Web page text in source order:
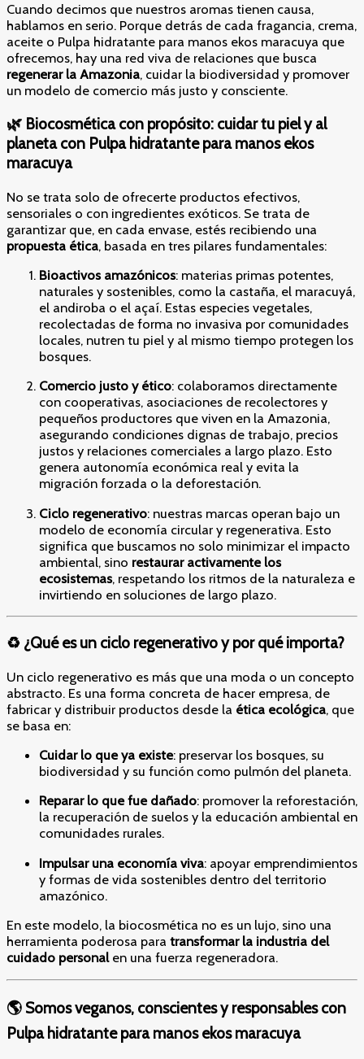
Cuando decimos que nuestros aromas tienen causa,
hablamos en serio. Porque detrás de cada fragancia, crema,
aceite o Pulpa hidratante para manos ekos maracuya que
ofrecemos, hay una red viva de relaciones que busca
regenerar la Amazonia, cuidar la biodiversidad y promover
un modelo de comercio más justo y consciente.
🌿 Biocosmética con propósito: cuidar tu piel y al
planeta con Pulpa hidratante para manos ekos
maracuya
No se trata solo de ofrecerte productos efectivos,
sensoriales o con ingredientes exóticos. Se trata de
garantizar que, en cada envase, estés recibiendo una
propuesta ética, basada en tres pilares fundamentales:
Bioactivos amazónicos: materias primas potentes,
naturales y sostenibles, como la castaña, el maracuyá,
el andiroba o el açaí. Estas especies vegetales,
recolectadas de forma no invasiva por comunidades
locales, nutren tu piel y al mismo tiempo protegen los
bosques.
Comercio justo y ético: colaboramos directamente
con cooperativas, asociaciones de recolectores y
pequeños productores que viven en la Amazonia,
asegurando condiciones dignas de trabajo, precios
justos y relaciones comerciales a largo plazo. Esto
genera autonomía económica real y evita la
migración forzada o la deforestación.
Ciclo regenerativo: nuestras marcas operan bajo un
modelo de economía circular y regenerativa. Esto
significa que buscamos no solo minimizar el impacto
ambiental, sino restaurar activamente los
ecosistemas, respetando los ritmos de la naturaleza e
invirtiendo en soluciones de largo plazo.
♻️ ¿Qué es un ciclo regenerativo y por qué importa?
Un ciclo regenerativo es más que una moda o un concepto
abstracto. Es una forma concreta de hacer empresa, de
fabricar y distribuir productos desde la ética ecológica, que
se basa en:
Cuidar lo que ya existe: preservar los bosques, su
biodiversidad y su función como pulmón del planeta.
Reparar lo que fue dañado: promover la reforestación,
la recuperación de suelos y la educación ambiental en
comunidades rurales.
Impulsar una economía viva: apoyar emprendimientos
y formas de vida sostenibles dentro del territorio
amazónico.
En este modelo, la biocosmética no es un lujo, sino una
herramienta poderosa para transformar la industria del
cuidado personalen una fuerza regeneradora.
🌎 Somos veganos, conscientes y responsables con
Pulpa hidratante para manos ekos maracuya